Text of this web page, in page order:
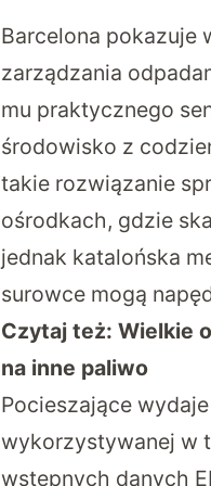
Barcelona pokazuje
zarządzania
mu praktycznego
środowisko z
takie rozwiązanie
ośrodkach, gdzie
jednak katalońska
surowce mogą
Czytaj też: Wielkie
na inne paliwo
Pocieszające
wykorzystywanej w
wstępnych danych